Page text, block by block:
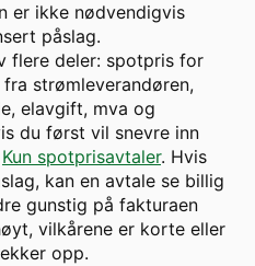
er ikke nødvendigvis
påslag.
flere deler: spotpris for
strømleverandøren,
elavgift, mva og
du først vil snevre inn
Kun spotprisavtaler. Hvis
kan en avtale se billig
gunstig på fakturaen
vilkårene er korte eller
opp.